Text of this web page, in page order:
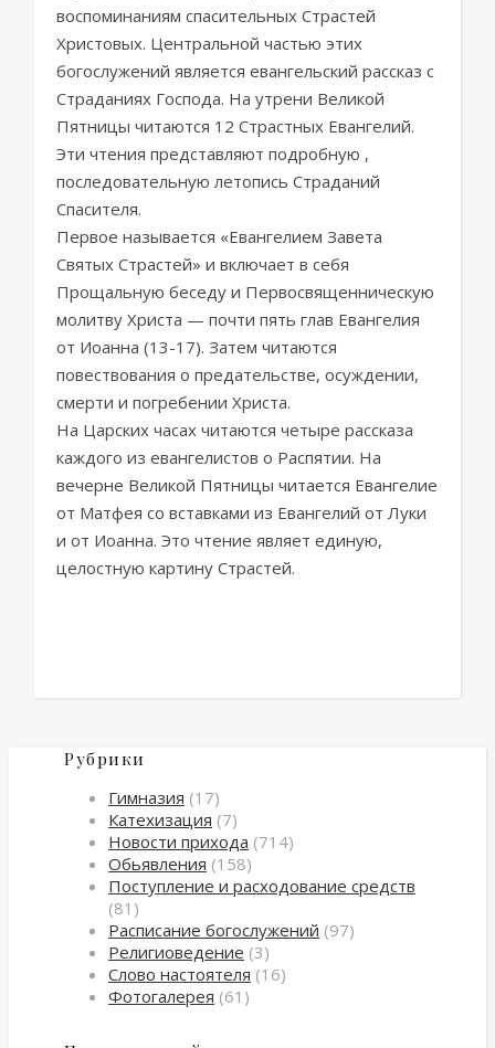
воспоминаниям спасительных Страстей
Христовых. Центральной частью этих
богослужений является евангельский рассказ с
Страданиях Господа. На утрени Великой
Пятницы читаются 12 Страстных Евангелий.
Эти чтения представляют подробную ,
последовательную летопись Страданий
Спасителя.
Первое называется «Евангелием Завета
Святых Страстей» и включает в себя
Прощальную беседу и Первосвященническую
молитву Христа — почти пять глав Евангелия
от Иоанна (13-17). Затем читаются
повествования о предательстве, осуждении,
смерти и погребении Христа.
На Царских часах читаются четыре рассказа
каждого из евангелистов о Распятии. На
вечерне Великой Пятницы читается Евангелие
от Матфея со вставками из Евангелий от Луки
и от Иоанна. Это чтение являет единую,
целостную картину Страстей.
Рубрики
Гимназия (17)
Катехизация (7)
Новости прихода (714)
Обьявления (158)
Поступление и расходование средств
(81)
Расписание богослужений (97)
Религиоведение (3)
Слово настоятеля (16)
Фотогалерея (61)